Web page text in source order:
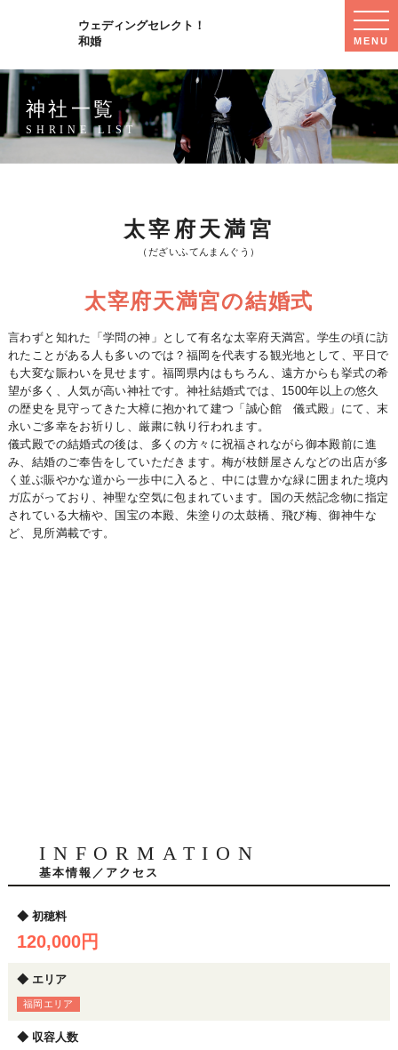
ウェディングセレクト！
和婚
MENU
神社一覧
SHRINE LIST
太宰府天満宮
（だざいふてんまんぐう）
太宰府天満宮の結婚式
言わずと知れた「学問の神」として有名な太宰府天満宮。学生の頃に訪
れたことがある人も多いのでは？福岡を代表する観光地として、平日で
も大変な賑わいを見せます。福岡県内はもちろん、遠方からも挙式の希
望が多く、人気が高い神社です。神社結婚式では、1500年以上の悠久
の歴史を見守ってきた大樟に抱かれて建つ「誠心館 儀式殿」にて、末
永いご多幸をお祈りし、厳粛に執り行われます。
儀式殿での結婚式の後は、多くの方々に祝福されながら御本殿前に進
み、結婚のご奉告をしていただきます。梅が枝餅屋さんなどの出店が多
く並ぶ賑やかな道から一歩中に入ると、中には豊かな緑に囲まれた境内
ガ広がっており、神聖な空気に包まれています。国の天然記念物に指定
されている大楠や、国宝の本殿、朱塗りの太鼓橋、飛び梅、御神牛な
ど、見所満載です。
INFORMATION
基本情報／アクセス
初穂料
120,000円
エリア
福岡エリア
収容人数